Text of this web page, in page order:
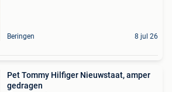
Beringen 8 jul 26
Pet Tommy Hilfiger Nieuwstaat, amper
gedragen